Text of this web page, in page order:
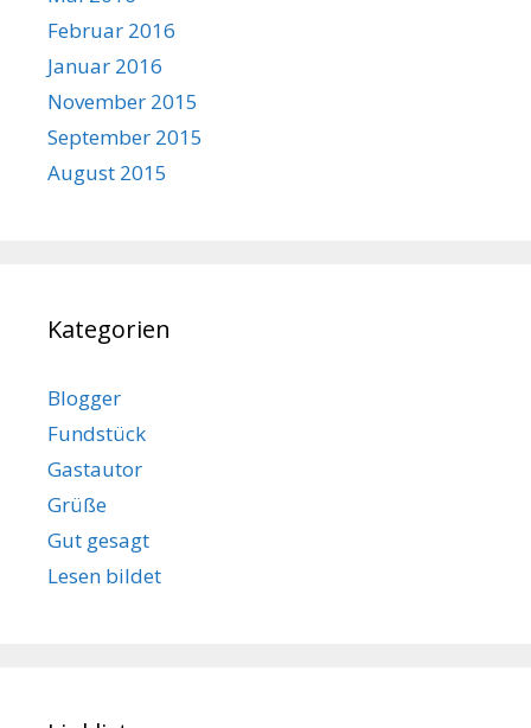
Februar 2016
Januar 2016
November 2015
September 2015
August 2015
Kategorien
Blogger
Fundstück
Gastautor
Grüße
Gut gesagt
Lesen bildet